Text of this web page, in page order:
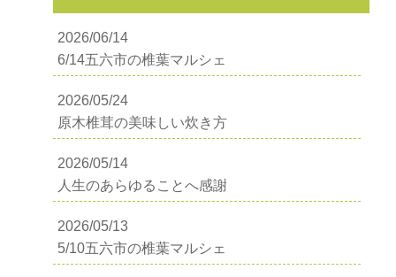
2026/06/14
6/14五六市の椎葉マルシェ
2026/05/24
原木椎茸の美味しい炊き方
2026/05/14
人生のあらゆることへ感謝
2026/05/13
5/10五六市の椎葉マルシェ